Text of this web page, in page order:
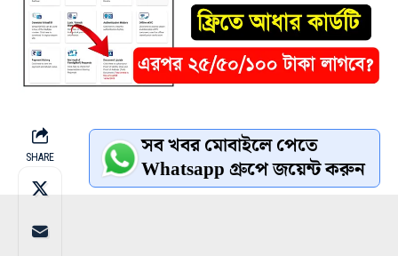
SHARE সব খবর মোবাইলে পেতে
Whatsapp গ্রুপে জয়েন্ট করুন